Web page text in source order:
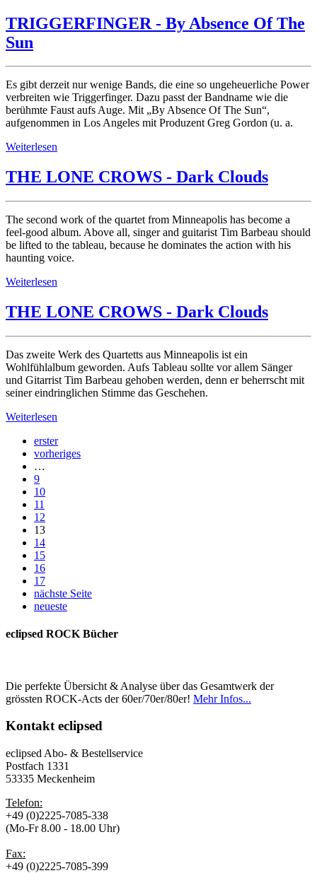
TRIGGERFINGER - By Absence Of The
Sun
Es gibt derzeit nur wenige Bands, die eine so ungeheuerliche Power
verbreiten wie Triggerfinger. Dazu passt der Bandname wie die
berühmte Faust aufs Auge. Mit „By Absence Of The Sun“,
aufgenommen in Los Angeles mit Produzent Greg Gordon (u. a.
Weiterlesen
THE LONE CROWS - Dark Clouds
The second work of the quartet from Minneapolis has become a
feel-good album. Above all, singer and guitarist Tim Barbeau should
be lifted to the tableau, because he dominates the action with his
haunting voice.
Weiterlesen
THE LONE CROWS - Dark Clouds
Das zweite Werk des Quartetts aus Minneapolis ist ein
Wohlfühlalbum geworden. Aufs Tableau sollte vor allem Sänger
und Gitarrist Tim Barbeau gehoben werden, denn er beherrscht mit
seiner eindringlichen Stimme das Geschehen.
Weiterlesen
erster
vorheriges
…
9
10
11
12
13
14
15
16
17
nächste Seite
neueste
eclipsed ROCK Bücher
Die perfekte Übersicht & Analyse über das Gesamtwerk der
grössten ROCK-Acts der 60er/70er/80er! Mehr Infos...
Kontakteclipsed
eclipsed Abo- & Bestellservice
Postfach 1331
53335 Meckenheim
Telefon:
+49 (0)2225-7085-338
(Mo-Fr 8.00 - 18.00 Uhr)
Fax:
+49 (0)2225-7085-399